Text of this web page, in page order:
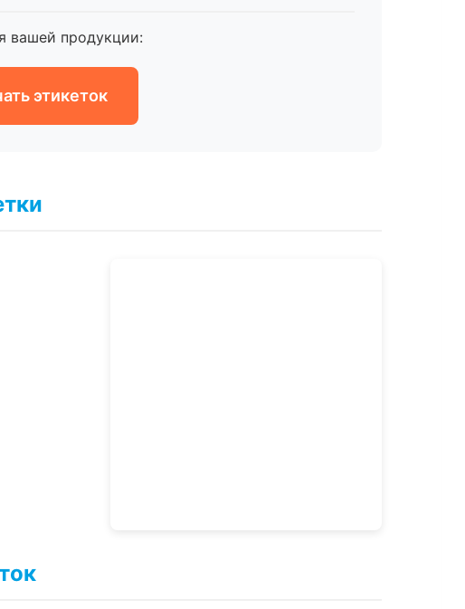
вашей продукции:
этикеток